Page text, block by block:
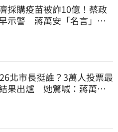
採購疫苗被詐10億！蔡政
示警 蔣萬安「名言」翻
北市長挺誰？3萬人投票最
果出爐 她驚喊：蔣萬安